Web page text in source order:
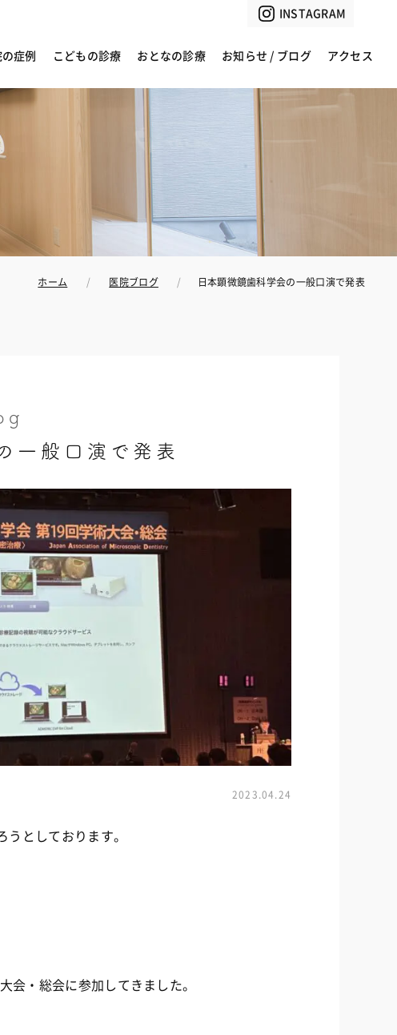
症例 こどもの診療 おとなの診療 お知らせ / ブログ アクセス
INSTAGRAM
ホーム 医院ブログ 日本顕微鏡歯科学会の一般口演で発表
一般口演で発表
2023.04.24
としております。
・総会に参加してきました。